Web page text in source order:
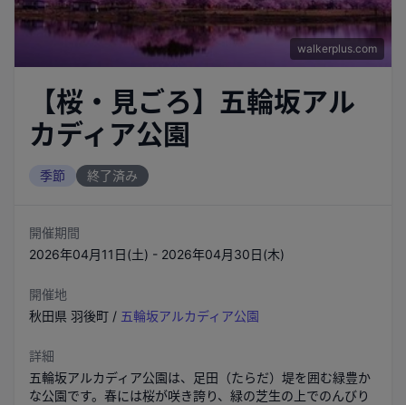
walkerplus.com
【桜・見ごろ】五輪坂アル
カディア公園
季節 終了済み
開催期間
2026年04月11日(土) - 2026年04月30日(木)
開催地
秋田県 羽後町 / 五輪坂アルカディア公園
詳細
五輪坂アルカディア公園は、足田（たらだ）堤を囲む緑豊か
な公園です。春には桜が咲き誇り、緑の芝生の上でのんびり